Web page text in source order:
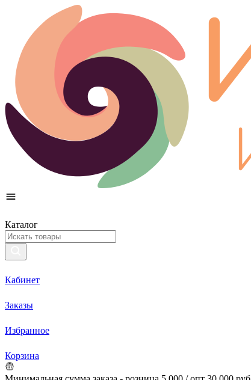
Каталог
Кабинет
Заказы
Избранное
Корзина